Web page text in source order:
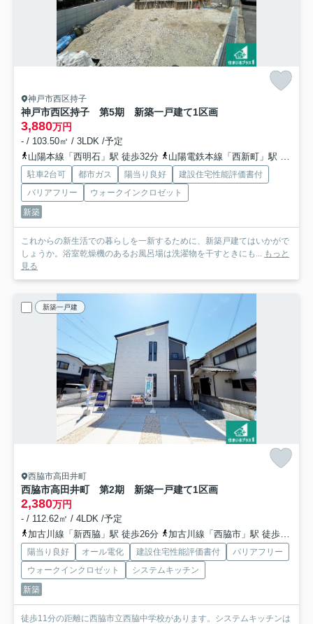
神戸市西区持子
神戸市西区持子 第5期 新築一戸建て1区画
3,880万円
- / 103.50㎡ / 3LDK /予定
山陽本線「西明石」駅 徒歩32分
山陽電鉄本線「西新町」駅 徒歩33分
駐車2台可 都市ガス 陽当り良好
建設住宅性能評価書付
バリアフリー
ウォークインクロゼット
新築
これからの新生活での暮らしを一新するために、新築戸建てはいかがで
しょうか。浴室乾燥機のあるお風呂場は洗濯物を干すときにも...
もっと
見る
新築一戸建
西脇市高田井町
西脇市高田井町 第2期 新築一戸建て1区画
2,380万円
- / 112.62㎡ / 4LDK /予定
加古川線「新西脇」駅 徒歩26分
加古川線「西脇市」駅 徒歩27分
陽当り良好 オール電化 建設住宅性能評価書付
バリアフリー
ウォークインクロゼット
システムキッチン
新築
徒歩11分の距離に西脇市立西脇中学校があります。システムキッチンは